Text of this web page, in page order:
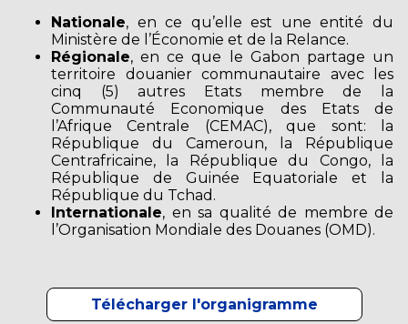
Nationale, en ce qu’elle est une entité du
Ministère de l’Économie et de la Relance.
Régionale, en ce que le Gabon partage un
territoire douanier communautaire avec les
cinq (5) autres Etats membre de la
Communauté Economique des Etats de
l’Afrique Centrale (CEMAC), que sont: la
République du Cameroun, la République
Centrafricaine, la République du Congo, la
République de Guinée Equatoriale et la
République du Tchad.
Internationale, en sa qualité de membre de
l’Organisation Mondiale des Douanes (OMD).
Télécharger l'organigramme